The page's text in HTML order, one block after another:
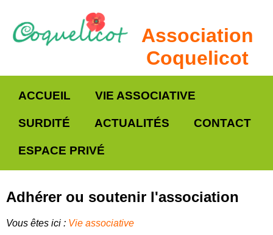
Association
Coquelicot
ACCUEIL VIE ASSOCIATIVE
SURDITÉ ACTUALITÉS CONTACT
ESPACE PRIVÉ
Adhérer ou soutenir l'association
Vous êtes ici : Vie associative